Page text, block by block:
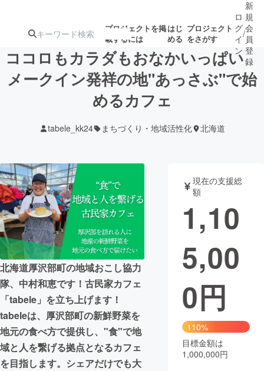
プロジェクトを掲
載するには
はじ
める
プロジェクト
をさがす
注目の新着プロ募集終了が近いプ
テクノロジー・ガジェット
映像・映画 書籍・雑誌
ビジネス・起業 チャレンジ
まちづくり・地域活性化
CAMPFIRE for Social Good
CAMPFIRE Creation
CAMPFIREふるさと納税
コミュニティ
ロ
グ
イ
ン
/
新
規
会
員
登
録
ココロもカラダもおなかいっぱい
メークイン発祥の地"あっさぶ"で始
めるカフェ
tabele_kk24 まちづくり・地域活性化 北海道
北海道厚沢部町の地域おこし協力
隊、中村和恵です！古民家カフェ
「tabele」を立ち上げます！
tabeleは、厚沢部町の新鮮野菜を
地元の食べ方で提供し、"食"で地
域と人を繋げる拠点となるカフェ
を目指します。シェアだけでも大
現在の支援総
額
1,10
5,00
0円
110%
目標金額は
1,000,000円